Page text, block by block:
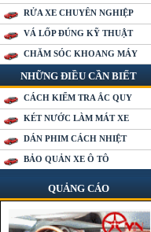
RỬA XE CHUYÊN NGHIỆP
VÁ LỐP ĐÚNG KỸ THUẬT
CHĂM SÓC KHOANG MÁY
NHỮNG ĐIỀU CẦN BIẾT
CÁCH KIỂM TRA ẮC QUY
KÉT NƯỚC LÀM MÁT XE
DÁN PHIM CÁCH NHIỆT
BẢO QUẢN XE Ô TÔ
QUẢNG CÁO